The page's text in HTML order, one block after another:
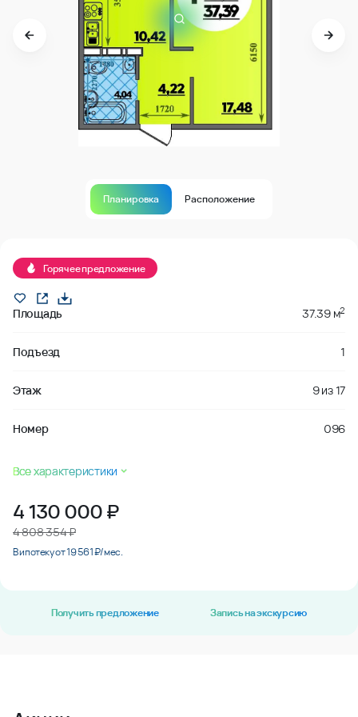
Планировка Расположение
Горячее предложение
Площадь 37.39 м2
Подъезд 1
Этаж 9из17
Номер 096
Все характеристики
4 130 000₽
4 808 354 ₽
В ипотеку от 19 561 ₽/мес.
Получить предложение Запись на экскурсию